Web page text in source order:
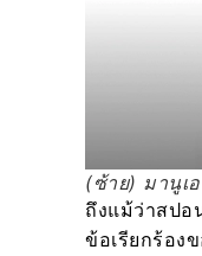
(ซ้าย) มานูเ
ถึงแม้ว่าสปอ
ข้อเรียกร้อง